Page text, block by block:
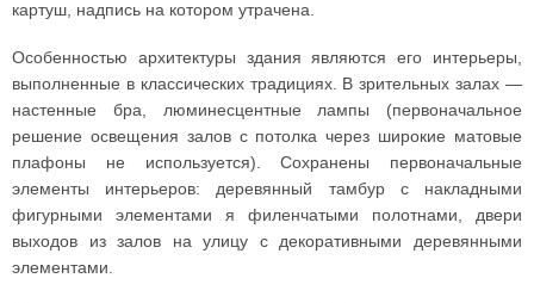
картуш, надпись на котором утрачена.
Особенностью архитектуры здания являются его интерьеры,
выполненные в классических традициях. В зрительных залах —
настенные бра, люминесцентные лампы (первоначальное
решение освещения залов с потолка через широкие матовые
плафоны не используется). Сохранены первоначальные
элементы интерьеров: деревянный тамбур с накладными
фигурными элементами я филенчатыми полотнами, двери
выходов из залов на улицу с декоративными деревянными
элементами.